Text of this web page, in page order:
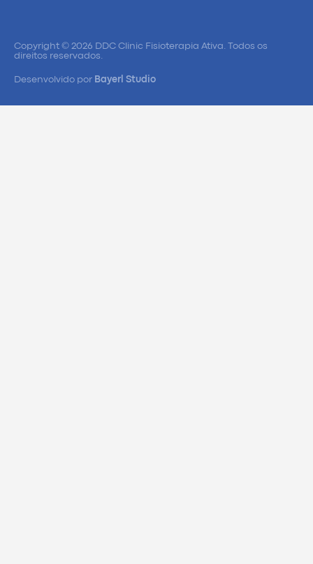
Copyright © 2026 DDC Clinic Fisioterapia Ativa. Todos os
direitos reservados.
Desenvolvido por Bayerl Studio